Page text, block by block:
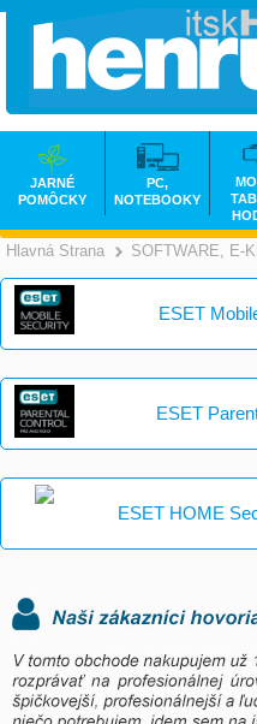
Hlavná Strana SOFTWARE, E-
ESET
ESET
ESET HOME
JARNÉ
POMÔCKY
PC,
NOTEBOOKY